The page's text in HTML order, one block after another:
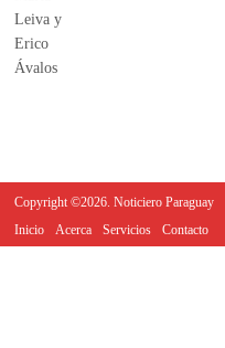
Copyright ©2026. Noticiero Paraguay
Inicio
Acerca Servicios Contacto